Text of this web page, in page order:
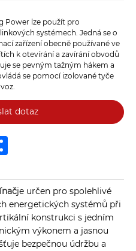
Power lze použít pro
systémech. Jedná se o
zařízení obecně používané ve
k otevírání a zavírání obvodů
se pevným tažným hákem a
se pomocí izolované tyče
dotaz
je určen pro spolehlivé
energetických systémů při
konstrukci s jedním
výkonem a jasnou
bezpečnou údržbu a